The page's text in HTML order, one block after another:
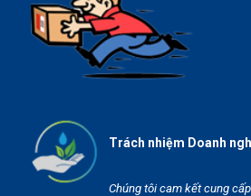
Trách nhiệm Doanh
Chúng tôi cam kết cung